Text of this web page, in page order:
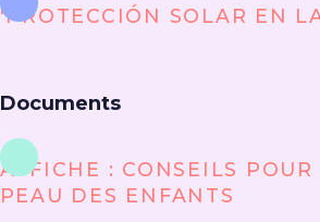
'PROTECCIÓN SOLAR EN
Documents
AFFICHE : CONSEILS POUR
PEAU DES ENFANTS